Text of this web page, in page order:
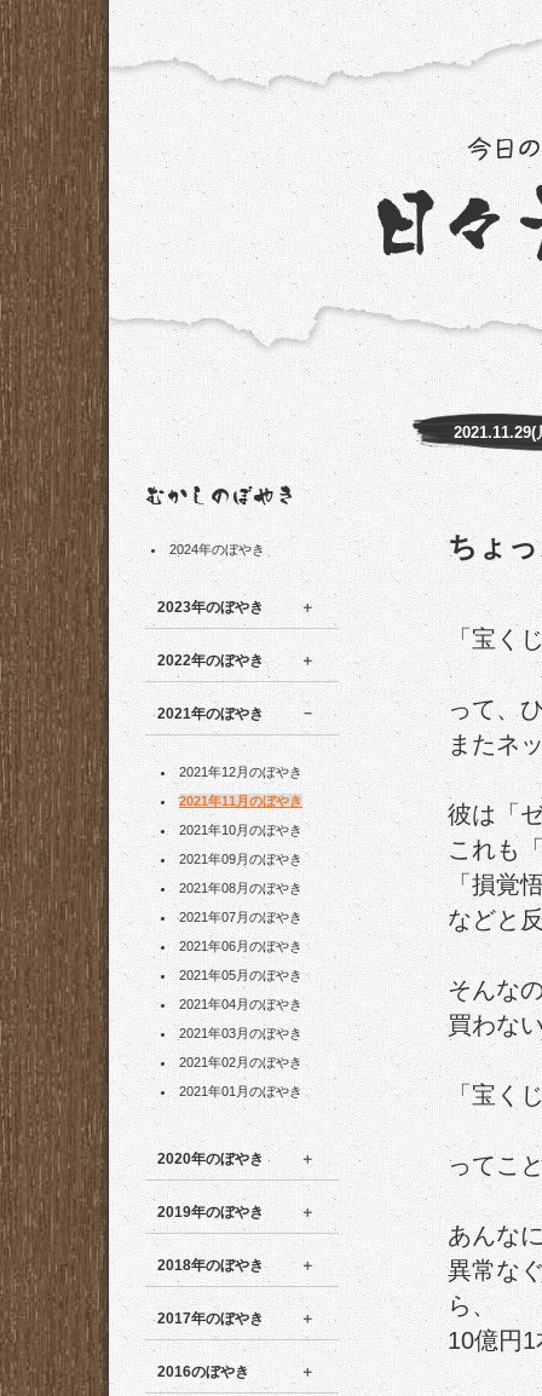
2024年のぼやき
2023年のぼやき
2022年のぼやき
2021年のぼやき
2021年12月のぼやき
2021年11月のぼやき
2021年10月のぼやき
2021年09月のぼやき
2021年08月のぼやき
2021年07月のぼやき
2021年06月のぼやき
2021年05月のぼやき
2021年04月のぼやき
2021年03月のぼやき
2021年02月のぼやき
2021年01月のぼやき
2020年のぼやき
2019年のぼやき
2018年のぼやき
2017年のぼやき
2016のぼやき
2021.11.29(
ちょ
「宝く
って、
またネ
彼は「
これも
「損覚
などと
そんな
買わな
「宝く
ってこ
あんな
異常な
ら、
10億円